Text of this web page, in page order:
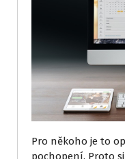
Pro někoho je to
pochopení. Proto